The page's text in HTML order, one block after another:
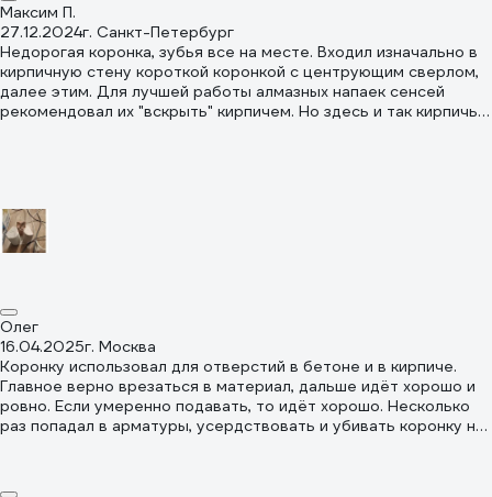
Максим П.
27.12.2024г. Санкт-Петербург
Недорогая коронка, зубья все на месте. Входил изначально в
кирпичную стену короткой коронкой с центрующим сверлом,
далее этим. Для лучшей работы алмазных напаек сенсей
рекомендовал их "вскрыть" кирпичем. Но здесь и так кирпичь.
нарисовал.
Олег
16.04.2025г. Москва
Коронку использовал для отверстий в бетоне и в кирпиче.
Главное верно врезаться в материал, дальше идёт хорошо и
ровно. Если умеренно подавать, то идёт хорошо. Несколько
раз попадал в арматуры, усердствовать и убивать коронку не